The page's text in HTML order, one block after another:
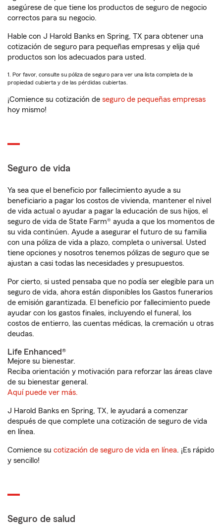
asegúrese de que tiene los productos de seguro de negocio
correctos para su negocio.
Hable con J Harold Banks en Spring, TX para obtener una
cotización de seguro para pequeñas empresas y elija qué
productos son los adecuados para usted.
1. Por favor, consulte su póliza de seguro para ver una lista completa de la
propiedad cubierta y de las pérdidas cubiertas.
¡Comience su cotización de seguro de pequeñas empresas
hoy mismo!
Seguro de vida
Ya sea que el beneficio por fallecimiento ayude a su
beneficiario a pagar los costos de vivienda, mantener el nivel
de vida actual o ayudar a pagar la educación de sus hijos, el
seguro de vida de State Farm® ayuda a que los momentos de
su vida continúen. Ayude a asegurar el futuro de su familia
con una póliza de vida a plazo, completa o universal. Usted
tiene opciones y nosotros tenemos pólizas de seguro que se
ajustan a casi todas las necesidades y presupuestos.
Por cierto, si usted pensaba que no podía ser elegible para un
seguro de vida, ahora están disponibles los Gastos funerarios
de emisión garantizada. El beneficio por fallecimiento puede
ayudar con los gastos finales, incluyendo el funeral, los
costos de entierro, las cuentas médicas, la cremación u otras
deudas.
Life Enhanced®
Mejore su bienestar.
Reciba orientación y motivación para reforzar las áreas clave
de su bienestar general.
Aquí puede ver más.
J Harold Banks en Spring, TX, le ayudará a comenzar
después de que complete una cotización de seguro de vida
en línea.
Comience su cotización de seguro de vida en línea. ¡Es rápido
y sencillo!
Seguro de salud